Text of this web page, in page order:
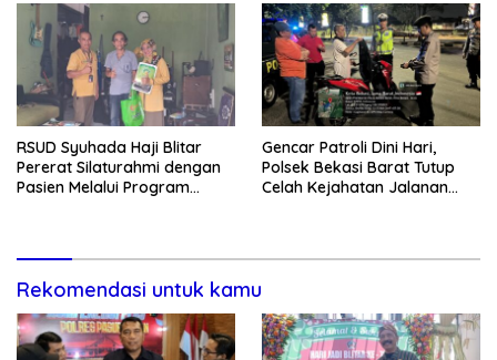
RSUD Syuhada Haji Blitar
Pererat Silaturahmi dengan
Pasien Melalui Program
Gencar Patroli Dini Hari,
Polsek Bekasi Barat Tutup
Celah Kejahatan Jalanan
Rekomendasi untuk kamu